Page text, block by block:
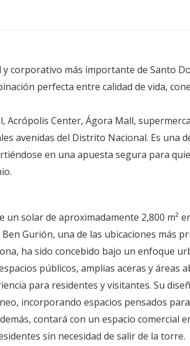
corporativo más importante de Santo
perfecta entre calidad de vida,
Acrópolis Center, Ágora Mall,
avenidas del Distrito Nacional. Es una
en una apuesta segura para
solar de aproximadamente 2,800 m²
Gurión, una de las ubicaciones más
ha sido concebido bajo un enfoque
públicos, amplias aceras y áreas
para residentes y visitantes. Su
incorporando espacios pensados
contará con un espacio comercial
sin necesidad de salir de la torre.